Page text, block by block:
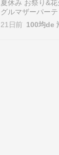
お店…
夏休み お祭り&
グルマザーパー
すが、思春期反
対一緒にお祭り
21日前 100均de